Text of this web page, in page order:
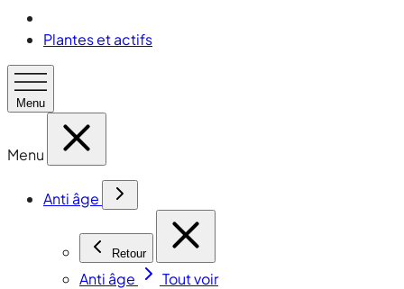
Plantes et actifs
Menu
Menu
Anti âge
Retour
Anti âge
Tout voir